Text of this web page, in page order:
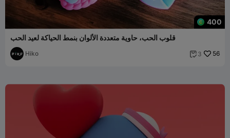
400
قلوب الحب، حاوية متعددة الألوان بنمط الحياكة لعيد الحب
Hiko  3 56